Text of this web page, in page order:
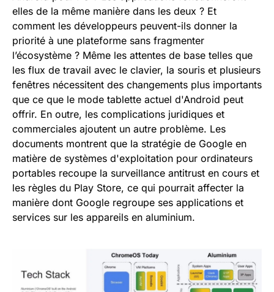
elles de la même manière dans les deux ? Et
comment les développeurs peuvent-ils donner la
priorité à une plateforme sans fragmenter
l’écosystème ? Même les attentes de base telles que
les flux de travail avec le clavier, la souris et plusieurs
fenêtres nécessitent des changements plus importants
que ce que le mode tablette actuel d'Android peut
offrir. En outre, les complications juridiques et
commerciales ajoutent un autre problème. Les
documents montrent que la stratégie de Google en
matière de systèmes d'exploitation pour ordinateurs
portables recoupe la surveillance antitrust en cours et
les règles du Play Store, ce qui pourrait affecter la
manière dont Google regroupe ses applications et
services sur les appareils en aluminium.